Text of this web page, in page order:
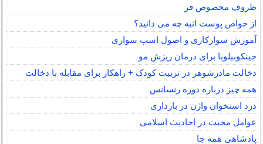
ظروف مخصوص فر
از خواص پوست انبه چه می دانید؟
آموزش سوارکاری و اصول اسب سواری
جینکوبیلوبا برای درمان ریزش مو
دخالت مادرشوهر در تربیت کودک + راهکار برای مقابله با دخالت
همه چیز درباره دوره رنسانس
درد استخوان واژن در بارداری
عوامل محبت در احادیث اسلامى
پادشاهی همه جا